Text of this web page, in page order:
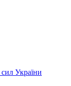
України